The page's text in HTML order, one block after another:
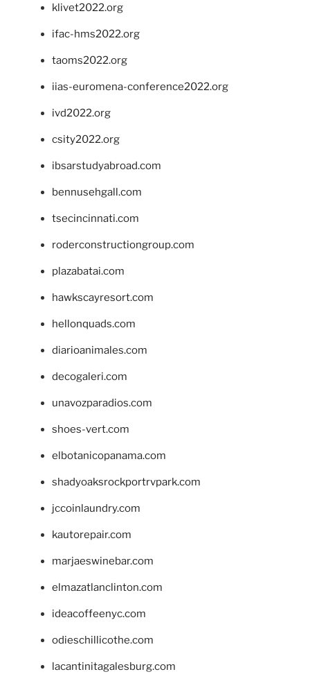
klivet2022.org
ifac-hms2022.org
taoms2022.org
iias-euromena-conference2022.org
ivd2022.org
csity2022.org
ibsarstudyabroad.com
bennusehgall.com
tsecincinnati.com
roderconstructiongroup.com
plazabatai.com
hawkscayresort.com
hellonquads.com
diarioanimales.com
decogaleri.com
unavozparadios.com
shoes-vert.com
elbotanicopanama.com
shadyoaksrockportrvpark.com
jccoinlaundry.com
kautorepair.com
marjaeswinebar.com
elmazatlanclinton.com
ideacoffeenyc.com
odieschillicothe.com
lacantinitagalesburg.com